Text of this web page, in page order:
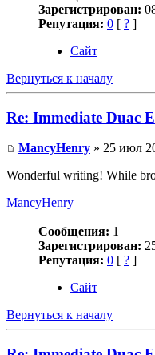
Зарегистрирован:
Репутация: 0 [ ? ]
Сайт
Вернуться к началу
Re: Immediate Duac
MancyHenry » 25 июл
Wonderful writing! While
MancyHenry
Сообщения: 1
Зарегистрирован:
Репутация: 0 [ ? ]
Сайт
Вернуться к началу